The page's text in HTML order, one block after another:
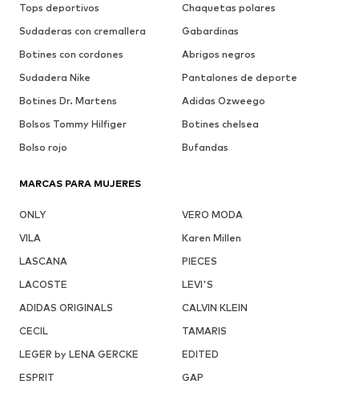
Tops deportivos
Chaquetas polares
Sudaderas con cremallera
Gabardinas
Botines con cordones
Abrigos negros
Sudadera Nike
Pantalones de deporte
Botines Dr. Martens
Adidas Ozweego
Bolsos Tommy Hilfiger
Botines chelsea
Bolso rojo
Bufandas
MARCAS PARA MUJERES
ONLY
VERO MODA
VILA
Karen Millen
LASCANA
PIECES
LACOSTE
LEVI'S
ADIDAS ORIGINALS
CALVIN KLEIN
CECIL
TAMARIS
LEGER by LENA GERCKE
EDITED
ESPRIT
GAP